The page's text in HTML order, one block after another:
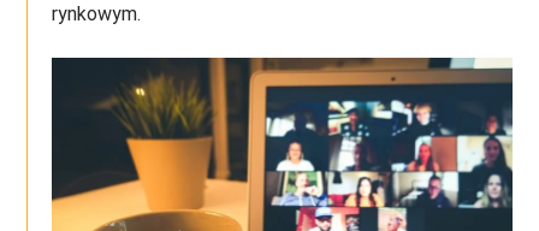
rynkowym.